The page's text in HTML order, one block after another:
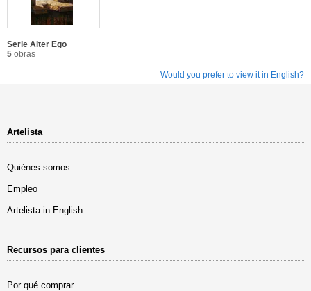
Serie Alter Ego
5 obras
Would you prefer to view it in English?
Artelista
Quiénes somos
Empleo
Artelista in English
Recursos para clientes
Por qué comprar